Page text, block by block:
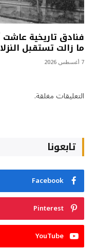
فنادق تاريخية
ما زالت تستقبل
7 أغسطس 2026
التعليقات مغلقة.
تابعونا
Facebook
Pinterest
YouTube